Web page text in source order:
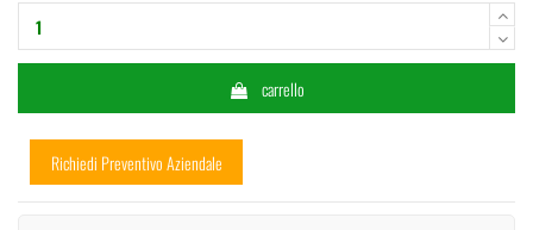
carrello
Richiedi Preventivo Aziendale